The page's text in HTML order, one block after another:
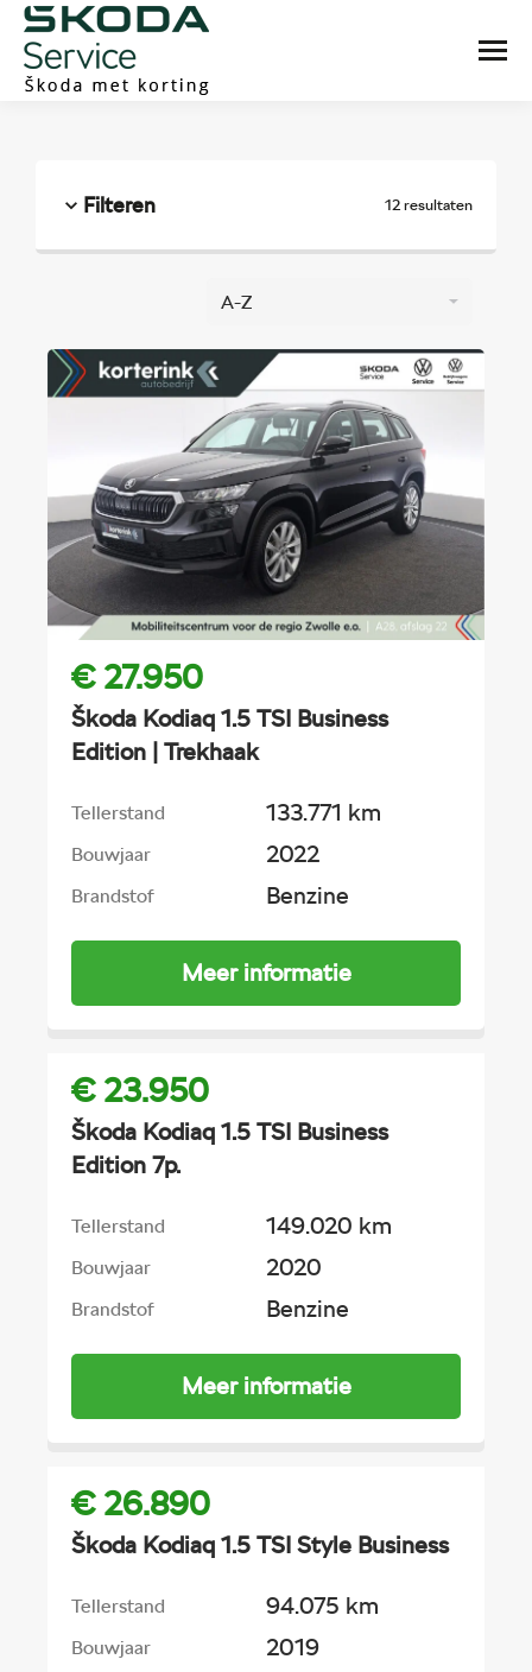
Filteren 12 resultaten
€ 27.950
Škoda Kodiaq 1.5 TSI Business
Edition | Trekhaak
Tellerstand 133.771 km
Bouwjaar 2022
Brandstof Benzine
Meer informatie
€ 23.950
Škoda Kodiaq 1.5 TSI Business
Edition 7p.
Tellerstand 149.020 km
Bouwjaar 2020
Brandstof Benzine
Meer informatie
€ 26.890
Škoda Kodiaq 1.5 TSI Style Business
Tellerstand 94.075 km
Bouwjaar 2019